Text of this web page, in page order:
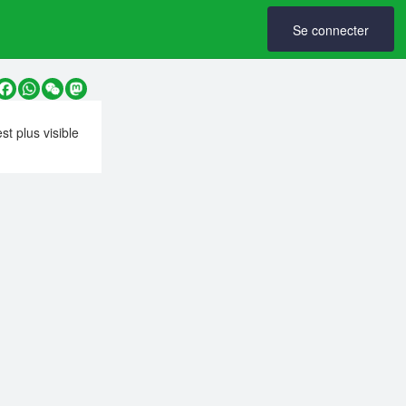
Se connecter
Facebook
WhatsApp
WeChatMastodon
plus visible